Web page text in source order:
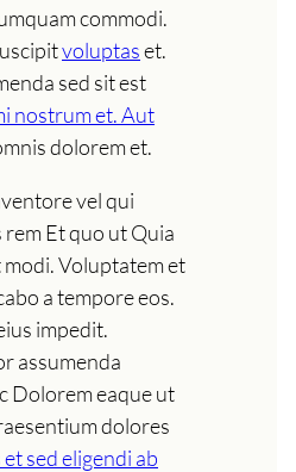
commodi.
voluptaset.
sed sit est
nostrum et. Aut
dolorem et.
vel qui
Et quo ut Quia
Voluptatem et
a tempore eos.
impedit.
assumenda
Dolorem eaque ut
dolores
sed eligendi ab